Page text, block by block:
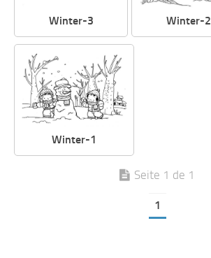
Winter-3 Winter-2
Winter-1
Seite 1 de 1
1